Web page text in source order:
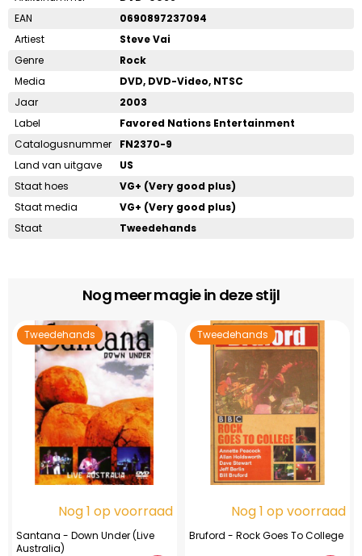
EAN
0690897237094
Artiest
Steve Vai
Genre
Rock
Media
DVD, DVD-Video, NTSC
Jaar
2003
Label
Favored Nations Entertainment
Catalogusnummer
FN2370-9
Land van uitgave
US
Staat hoes
VG+ (Very good plus)
Staat media
VG+ (Very good plus)
Staat
Tweedehands
Nog meer magie in deze stijl
Tweedehands
Nog 1 op voorraad
Santana - Down Under (Live
Australia)
Tweedehands
Nog 1 op voorraad
Bruford - Rock Goes To College